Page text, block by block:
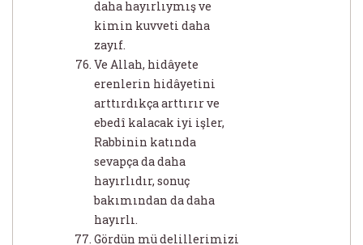
daha hayırlıymış ve
kimin kuvveti daha
zayıf.
Ve Allah, hidâyete
erenlerin hidâyetini
arttırdıkça arttırır ve
ebedî kalacak iyi işler,
Rabbinin katında
sevapça da daha
hayırlıdır, sonuç
bakımından da daha
hayırlı.
Gördün mü delillerimizi